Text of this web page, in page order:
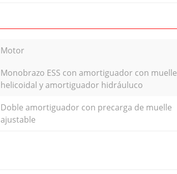
Motor
Monobrazo ESS con amortiguador con muelle
helicoidal y amortiguador hidráuluco
Doble amortiguador con precarga de muelle
ajustable